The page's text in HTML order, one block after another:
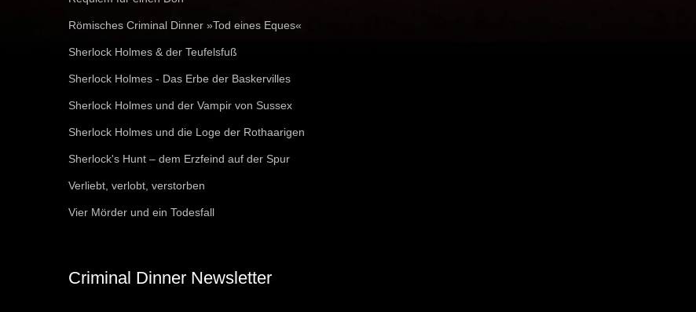
Römisches Criminal Dinner »Tod eines Eques«
Sherlock Holmes & der Teufelsfuß
Sherlock Holmes - Das Erbe der Baskervilles
Sherlock Holmes und der Vampir von Sussex
Sherlock Holmes und die Loge der Rothaarigen
Sherlock's Hunt – dem Erzfeind auf der Spur
Verliebt, verlobt, verstorben
Vier Mörder und ein Todesfall
Criminal Dinner Newsletter